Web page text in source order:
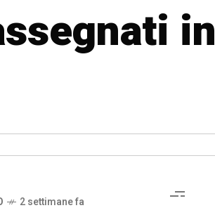
in
2 settimane fa